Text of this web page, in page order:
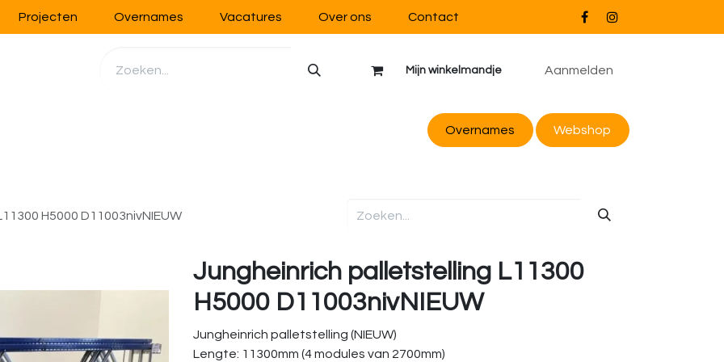
Projecten Overnames Vacatures Over ons Contact
Mijn winkelmandje Aanmelden
Overnames Webshop
H5000 D11003nivNIEUW
Jungheinrich palletstelling L11300
H5000 D11003nivNIEUW
Jungheinrich palletstelling (NIEUW)
Lengte: 11300mm (4 modules van 2700mm)